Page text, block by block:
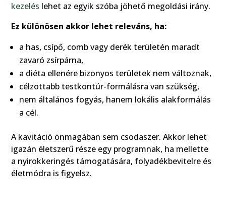
kezelés lehet az egyik szóba jöhető megoldási irány.
Ez különösen akkor lehet releváns, ha:
a has, csípő, comb vagy derék területén maradt
zavaró zsírpárna,
a diéta ellenére bizonyos területek nem változnak,
célzottabb testkontúr-formálásra van szükség,
nem általános fogyás, hanem lokális alakformálás
a cél.
A kavitáció önmagában sem csodaszer. Akkor lehet
igazán életszerű része egy programnak, ha mellette
a nyirokkeringés támogatására, folyadékbevitelre és
életmódra is figyelsz.